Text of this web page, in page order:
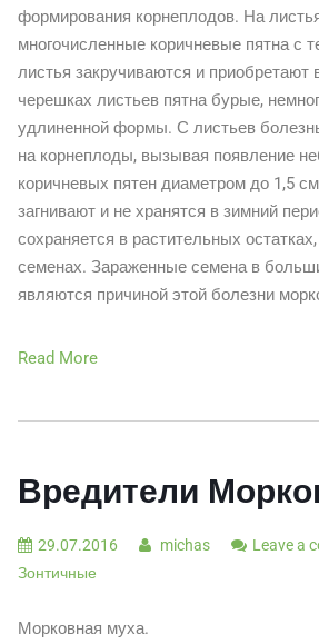
формирования корнеплодов. На
многочисленные коричневые пятна с
листья закручиваются и
черешках листьев пятна бурые,
удлиненной формы. С листьев
на корнеплоды, вызывая появление
коричневых пятен диаметром до 1,5
загнивают и не хранятся в зимний
сохраняется в растительных
семенах. Зараженные семена в
являются причиной этой болезни
Read More
Вредители
29.07.2016 michas
Leave a
Зонтичные
Морковная муха.